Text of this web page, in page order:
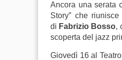
Ancora una serata
Story” che
di Fabrizio Bosso,
scoperta del jazz
Giovedì 16 al